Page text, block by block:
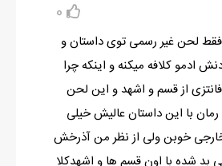
طبیعت رو کنترل کنه. میتونه آتش ایجاد
با حیوانات حرف بزنه. با گیاهان ارتباط
0
لحن غیر رسمی توی داستان و
ادمو کلافه میکنه و اینکه چرا
از قسم و اشهد و این لحن
با این داستان عالیش خیلی
خوبن ولی از نظر من آذرخش
بد شده با اون قسم ها و اشهدکلا